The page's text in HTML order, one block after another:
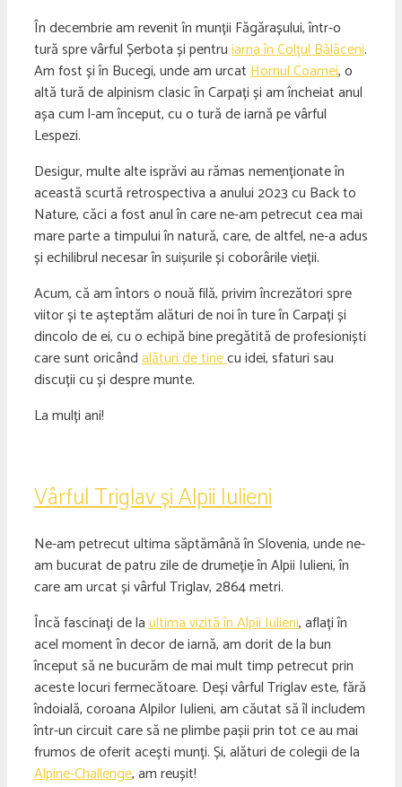
În decembrie am revenit în munții Făgărașului, într-o
tură spre vârful Șerbota și pentruiarna în Colțul Bălăceni.
Am fost și în Bucegi, unde am urcatHornul Coamei, o
altă tură de alpinism clasic în Carpați și am încheiat anul
așa cum l-am început, cu o tură de iarnă pe vârful
Lespezi.
Desigur, multe alte isprăvi au rămas nemenționate în
această scurtă retrospectiva a anului 2023 cu Back to
Nature, căci a fost anul în care ne-am petrecut cea mai
mare parte a timpului în natură, care, de altfel, ne-a adus
și echilibrul necesar în suișurile și coborârile vieții.
Acum, că am întors o nouă filă, privim încrezători spre
viitor și te așteptăm alături de noi în ture în Carpați și
dincolo de ei, cu o echipă bine pregătită de profesioniști
care sunt oricândalăturidetinecu idei, sfaturi sau
discuții cu și despre munte.
La mulți ani!
Vârful Triglav și Alpii Iulieni
Ne-am petrecut ultima săptămână în Slovenia, unde ne-
am bucurat de patru zile de drumeție în Alpii Iulieni, în
care am urcat și vârful Triglav, 2864 metri.
Încă fascinați de laultima vizită în Alpii Iulieni, aflați în
acel moment în decor de iarnă, am dorit de la bun
început să ne bucurăm de mai mult timp petrecut prin
aceste locuri fermecătoare. Deși vârful Triglav este, fără
îndoială, coroana Alpilor Iulieni, am căutat să îl includem
într-un circuit care să ne plimbe pașii prin tot ce au mai
frumos de oferit acești munți. Și, alături de colegii de la
Alpine-Challenge, am reușit!